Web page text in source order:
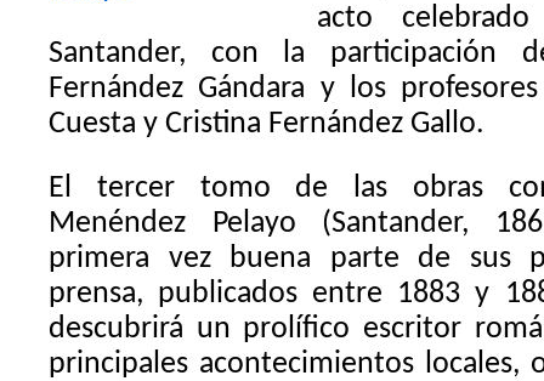
acto
Santander, con la participación
Fernández Gándara y los
Cuesta y Cristina Fernández Gallo.
El tercer tomo de las obras
Menéndez Pelayo (Santander,
primera vez buena parte de sus
prensa, publicados entre 1883 y
descubrirá un prolífico escritor
principales acontecimientos locales,